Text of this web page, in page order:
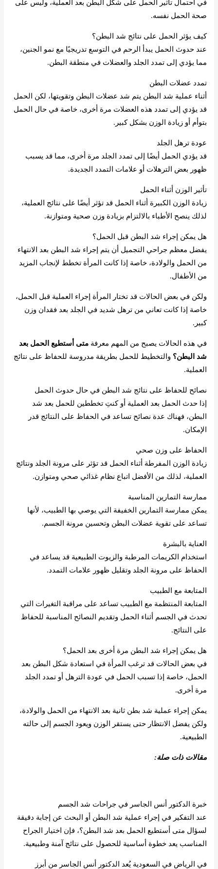
في احتمال تأثير الحمل على شكل البطن بعد العملية، وليس على
صحة الحمل نفسه.
كيف يؤثر الحمل على نتائج شد البطن؟
عند حدوث الحمل يبدأ الرحم في التوسع تدريجيًا مع نمو الجنين،
مما يؤدي إلى تمدد الجلد والعضلات في منطقة البطن.
تمدد عضلات البطن
أثناء عملية شد البطن يتم شد عضلات البطن وتقويتها، لكن الحمل
قد يؤدي إلى تمدد هذه العضلات مرة أخرى، خاصة في حال الحمل
بتوأم أو زيادة الوزن بشكل كبير.
عودة ترهل الجلد
قد يؤدي الحمل أيضًا إلى تمدد الجلد مرة أخرى، مما قد يسبب
ظهور بعض الترهلات أو علامات التمدد الجديدة.
تأثير الوزن أثناء الحمل
زيادة الوزن الكبيرة أثناء الحمل قد تؤثر أيضًا على نتائج العملية،
لذلك ينصح الأطباء بالالتزام بزيادة وزن صحية ومتوازنة.
هل يمكن إجراء شد البطن قبل الحمل؟
يفضل معظم جراحي التجميل أن يتم إجراء شد البطن بعد الانتهاء
من الحمل والولادة، خاصة إذا كانت المرأة تخطط لإنجاب المزيد
من الأطفال.
ولكن في بعض الحالات قد تختار المرأة إجراء العملية قبل الحمل،
خاصة إذا كانت تعاني من ترهل شديد في الجلد بعد فقدان وزن
كبير.
في هذه الحالات يصبح من المهم معرفةمتى أستطيع الحمل بعد
شد البطن؟ والتخطيط للحمل بطريقة مدروسة للحفاظ على نتائج
العملية.
نصائح للحفاظ على نتائج شد البطن في حال حدوث الحمل
إذا حدث الحمل بعد العملية أو كنتِ تخططين للحمل بعد شد
البطن، فهناك عدة نصائح تساعد في الحفاظ على النتائج قدر
الإمكان.
الحفاظ على وزن صحي
زيادة الوزن المفرطة أثناء الحمل قد تؤثر على مرونة الجلد ونتائج
العملية، لذلك من الأفضل اتباع نظام غذائي صحي ومتوازن.
ممارسة التمارين المناسبة
يمكن ممارسة التمارين الخفيفة التي يوصي بها الطبيب، لأنها
تساعد على تقوية عضلات البطن وتحسين مرونة الجسم.
العناية بالبشرة
استخدام الكريمات المرطبة والزيوت الطبيعية قد يساعد في
الحفاظ على مرونة الجلد وتقليل ظهور علامات التمدد.
المتابعة مع الطبيب
المتابعة المنتظمة مع الطبيب تساعد على مراقبة التغيرات التي
تحدث في الجسم أثناء الحمل وتقديم النصائح المناسبة للحفاظ
على النتائج.
هل يمكن إجراء شد البطن مرة أخرى بعد الحمل؟
في بعض الحالات قد ترغب المرأة في استعادة شكل البطن بعد
الحمل، خاصة إذا تسبب الحمل في عودة الترهل أو تمدد الجلد
مرة أخرى.
يمكن إجراء عملية شد بطن ثانية بعد الانتهاء من الحمل والولادة،
ولكن يفضل الانتظار حتى يستقر الوزن ويعود الجسم إلى حالته
الطبيعية.
مقالات ذات صلة:
خبرة الدكتور أنس الجاسر في جراحات شد الجسم
عند التفكير في إجراء عملية شد البطن أو البحث عن إجابة دقيقة
لسؤال متى أستطيع الحمل بعد شد البطن؟، فإن اختيار الجراح
المناسب يعد خطوة أساسية للحصول على نتائج آمنة وطبيعية.
في الرياض في السعودية يُعد الدكتور أنس الجاسر من أبرز